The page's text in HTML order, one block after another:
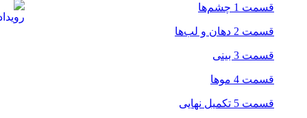
قسمت 1 چشم‌ها
قسمت 2 دهان و لب‌ها
قسمت 3 بینی
قسمت 4 موها
قسمت 5 تکمیل نهایی